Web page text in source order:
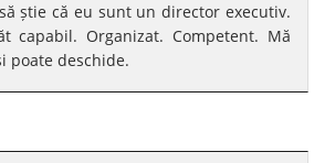
știe că eu sunt un director executiv.
capabil. Organizat. Competent. Mă
poate deschide.